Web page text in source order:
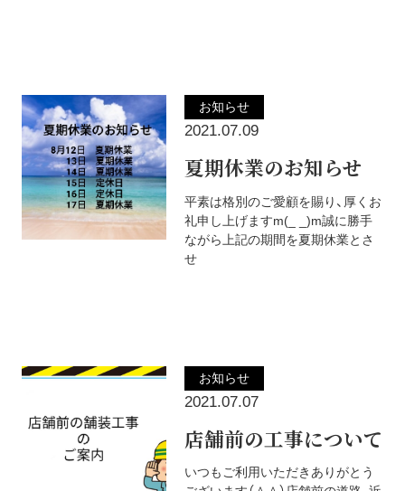
お知らせ
2021.07.09
夏期休業のお知らせ
平素は格別のご愛顧を賜り、厚くお
礼申し上げます️m(_ _)m誠に勝手
ながら上記の期間を夏期休業とさ
せ
お知らせ
2021.07.07
店舗前の工事について
いつもご利用いただきありがとう